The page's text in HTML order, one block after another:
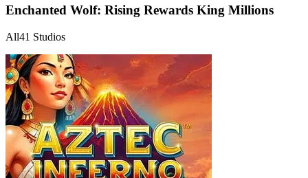
Enchanted Wolf: Rising Rewards King Millions
All41 Studios